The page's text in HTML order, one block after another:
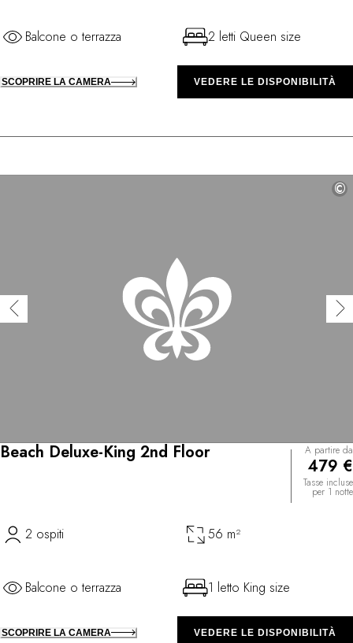
Balcone o terrazza 2 letti Queen size
SCOPRIRE LA CAMERA VEDERE LE DISPONIBILITÀ
©
Beach Deluxe-King 2nd Floor A partire da
479 €
Tasse incluse
per 1 notte
2 ospiti 56 m²
Balcone o terrazza 1 letto King size
SCOPRIRE LA CAMERA VEDERE LE DISPONIBILITÀ